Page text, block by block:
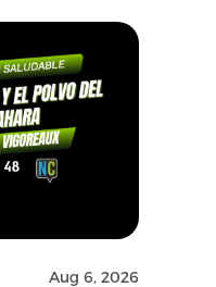
Aug 6, 2026